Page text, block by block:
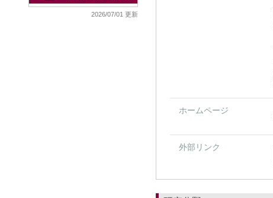
2026/07/01 更新
ホームページ
外部リンク